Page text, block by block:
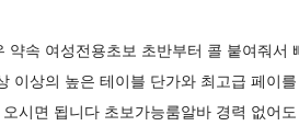
속 여성전용초보 초반부터 콜 붙여줘서
이상의 높은 테이블 단가와 최고급 페이
시면 됩니다 초보가능룸알바 경력 없어